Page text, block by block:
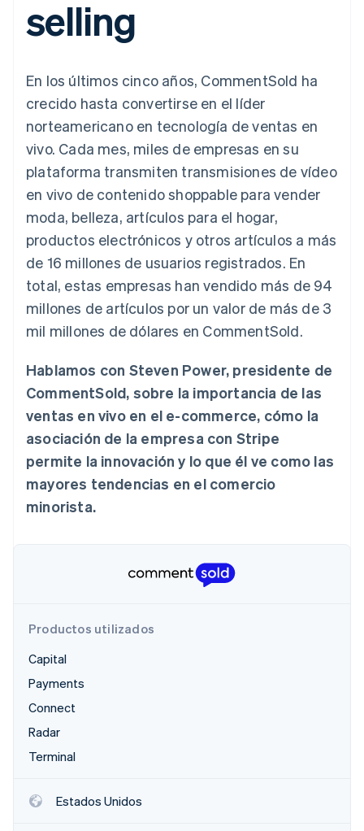
Métodos de
pago
Acceso a más
Pagos en
Authorization
Boost
de aceptación
Link
compra
acelerado
Financial
Datos de ctas.
financieras
personalizados
Data Pipeline
Sincronización
de datos
Más
Prevención de fraude
Atlas
Constitución de una startup
Climate
Eliminación de dióxido de carbono
Identity
Descubre cómo Stripe está construyendo la
Ver ahora
aplicación
Marketplaces
Gestión del dinero
Por sector
Empresas de IA
creadores
Videojuegos
Hostelería, viajes y ocio
Seguros
Medios de
comunicación y
entretenimiento
Entidades sin ánimo de
lucro
Sector público
Comercio minorista
Ecosystem
Socios
suscripciones
Ofrecer facturación
basada en el consumo
Aprovisiona y gestiona
servicios con agentes
Recursos
Integraciones de
aplicaciones
Muestras de código
Blog de
desarrolladores
Estado de la API
Hoja de ruta del
nuestro evento anual
Sala de prensa
Stripe Press
Contacta con ventas
Conviértete en socio
selling
En los últimos cinco años, CommentSold ha
crecido hasta convertirse en el líder
norteamericano en tecnología de ventas en
vivo. Cada mes, miles de empresas en su
plataforma transmiten transmisiones de vídeo
en vivo de contenido shoppable para vender
moda, belleza, artículos para el hogar,
productos electrónicos y otros artículos a más
de 16 millones de usuarios registrados. En
total, estas empresas han vendido más de 94
millones de artículos por un valor de más de 3
mil millones de dólares en CommentSold.
Hablamos con Steven Power, presidente de
CommentSold, sobre la importancia de las
ventas en vivo en el e-commerce, cómo la
asociación de la empresa con Stripe
permite la innovación y lo que él ve como las
mayores tendencias en el comercio
minorista.
Productos utilizados
Capital
Payments
Connect
Radar
Terminal
Estados Unidos